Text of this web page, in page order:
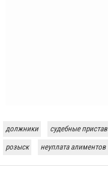
должники судебные
розыск
неуплата алиментов